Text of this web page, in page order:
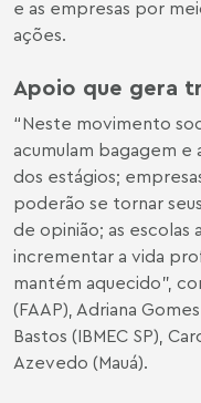
e as empresas por
ações.
Apoio que gera
“Neste movimento
acumulam bagagem
dos estágios;
poderão se tornar
de opinião; as
incrementar a vida
mantém aquecido”,
(FAAP), Adriana
Bastos (IBMEC SP),
Azevedo (Mauá).